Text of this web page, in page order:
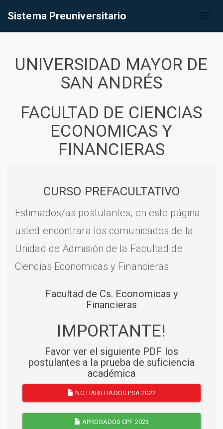
Sistema Preuniversitario
UNIVERSIDAD MAYOR DE
SAN ANDRÉS
FACULTAD DE CIENCIAS
ECONOMICAS Y
FINANCIERAS
CURSO PREFACULTATIVO
Estimados/as postulantes, en este página
usted encontrara los comunicados de la
Unidad de Admisión de la Facultad de
Ciencias Economicas y Financieras.
Facultad de Cs. Economicas y
Financieras
IMPORTANTE!
Favor ver el siguiente PDF los
postulantes a la prueba de suficiencia
académica
NO HABILITADOS PSA 2022
APROBADOS CPF 2023